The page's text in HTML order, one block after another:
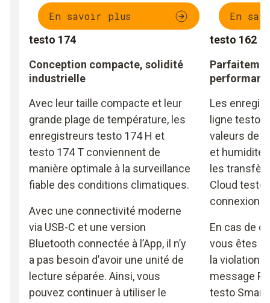
En savoir plus
testo 174
Conception compacte, solidité
industrielle
Avec leur taille compacte et leur
grande plage de température, les
enregistreurs testo 174 H et
testo 174 T conviennent de
manière optimale à la surveillance
fiable des conditions climatiques.
Avec une connectivité moderne
via USB-C et une version
Bluetooth connectée à l’App, il n’y
a pas besoin d’avoir une unité de
lecture séparée. Ainsi, vous
pouvez continuer à utiliser le
En
testo 162
Les
ligne testo
valeurs de
et humidité,
les
Cloud testo
connexion
En cas de
vous êtes
la violation
message
testo